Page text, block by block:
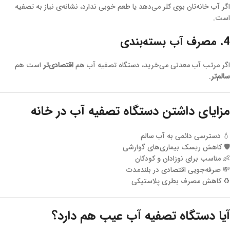
اگر آب خانه‌تان بوی کلر می‌دهد یا طعم خوبی ندارد، نشانه‌ی نیاز به تصفیه
است.
4. مصرف آب بسته‌بندی
اگر مرتب آب معدنی می‌خرید، دستگاه تصفیه آب هماقتصادی‌تر است هم
سالم‌تر.
مزایای داشتن دستگاه تصفیه آب در خانه
💧 دسترسی دائمی به آب سالم
🛡 کاهش ریسک بیماری‌های گوارشی
👶 مناسب برای نوزادان و کودکان
💸 صرفه‌جویی اقتصادی در بلندمدت
♻️ کاهش مصرف بطری پلاستیکی
آیا دستگاه تصفیه آب عیب هم دارد؟